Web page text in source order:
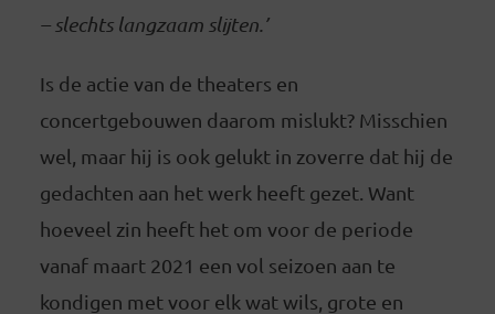
– slechts langzaam slijten.’
Is de actie van de theaters en
concertgebouwen daarom mislukt? Misschien
wel, maar hij is ook gelukt in zoverre dat hij de
gedachten aan het werk heeft gezet. Want
hoeveel zin heeft het om voor de periode
vanaf maart 2021 een vol seizoen aan te
kondigen met voor elk wat wils, grote en